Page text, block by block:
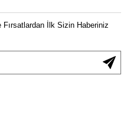
İlk Sizin Haberiniz